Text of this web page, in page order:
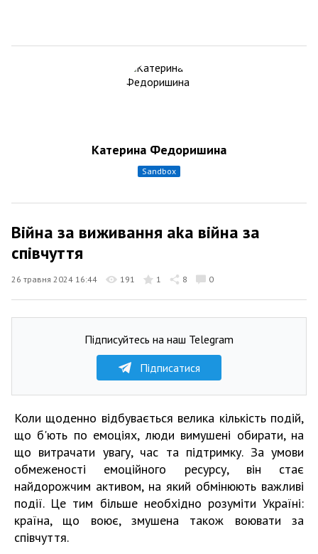
Катерина Федоришина
sandbox
Війна за виживання aka війна за
співчуття
26 травня 2024 16:44 191 1 8 0
Підписуйтесь на наш Telegram
Підписатися
Коли щоденно відбувається велика кількість подій,
що б'ють по емоціях, люди вимушені обирати, на
що витрачати увагу, час та підтримку. За умови
обмеженості емоційного ресурсу, він стає
найдорожчим активом, на який обмінюють важливі
події. Це тим більше необхідно розуміти Україні:
країна, що воює, змушена також воювати за
співчуття.